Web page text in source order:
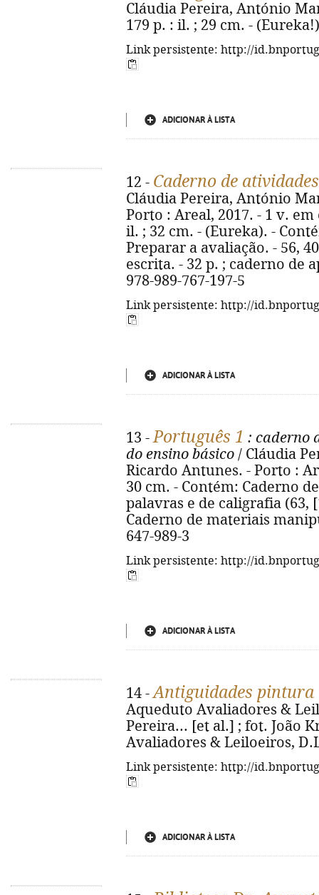
Cláudia Pereira, António
179 p. : il. ; 29 cm. -
Link persistente: http://
ADICIONAR À LISTA
12 - Caderno de
Cláudia Pereira, António
Porto : Areal, 2017. - 1 v.
il. ; 32 cm. - (Eureka). -
Preparar a avaliação. - 56,
escrita. - 32 p. ; caderno de
978-989-767-197-5
Link persistente: http://
ADICIONAR À LISTA
13 -Português 1 : caderno
do ensino básico / Cláudia
Ricardo Antunes. - Porto :
30 cm. - Contém: Caderno
palavras e de caligrafia (63,
Caderno de materiais
647-989-3
Link persistente: http://
ADICIONAR À LISTA
14 -Antiguidades pintura
Aqueduto Avaliadores &
Pereira... [et al.] ; fot. João
Avaliadores & Leiloeiros,
Link persistente: http://
ADICIONAR À LISTA